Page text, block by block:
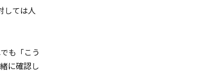
しては人
も「こう
に確認し